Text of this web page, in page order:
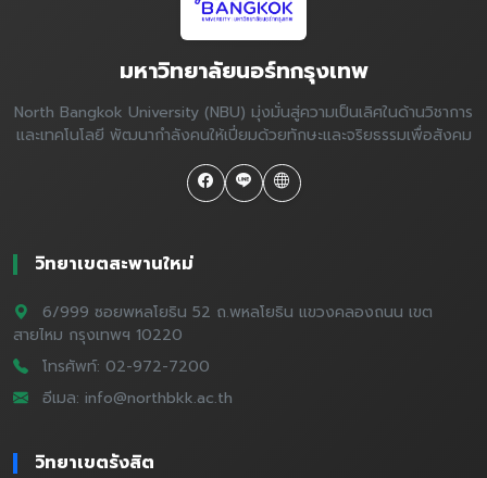
มหาวิทยาลัยนอร์ทกรุงเทพ
North Bangkok University (NBU) มุ่งมั่นสู่ความเป็นเลิศในด้านวิชาการ
และเทคโนโลยี พัฒนากำลังคนให้เปี่ยมด้วยทักษะและจริยธรรมเพื่อสังคม
วิทยาเขตสะพานใหม่
6/999 ซอยพหลโยธิน 52 ถ.พหลโยธิน แขวงคลองถนน เขต
สายไหม กรุงเทพฯ 10220
โทรศัพท์: 02-972-7200
อีเมล: info@northbkk.ac.th
วิทยาเขตรังสิต